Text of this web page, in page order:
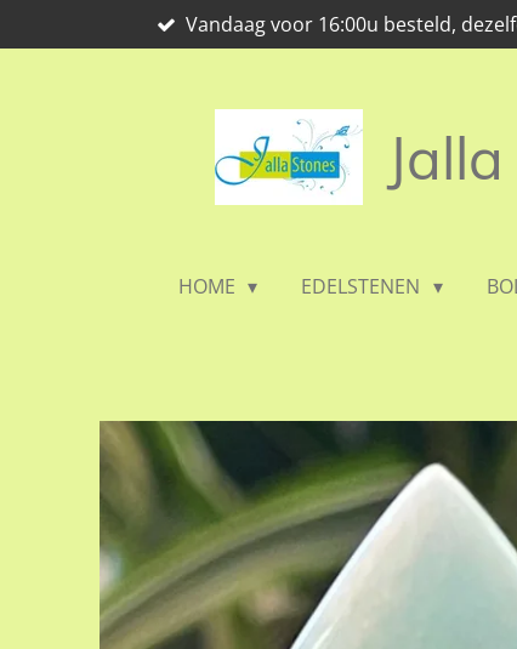
direct
Vandaag voor 16:00u besteld,
HOME EDELSTENEN